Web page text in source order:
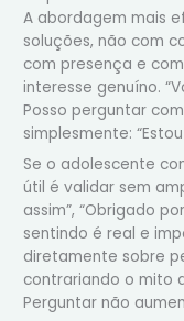
A abordagem mais
soluções, não com
com presença e
interesse genuíno.
Posso perguntar
simplesmente:
Se o adolescente
útil é validar sem
assim”, “Obrigado
sentindo é real e
diretamente sobre
contrariando o mito
Perguntar não